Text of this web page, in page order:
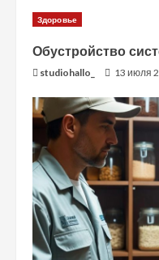
Здоровье
Обустройство
studiohallo_ 13 июля